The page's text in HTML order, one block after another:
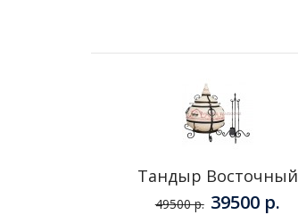
Тандыр Восточный
49500 р. 39500 р.